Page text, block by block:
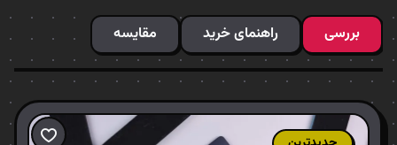
بررسی راهنمای خرید مقایسه